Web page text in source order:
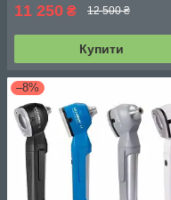
11 250 ₴ 12 500 ₴
Купити
–8%